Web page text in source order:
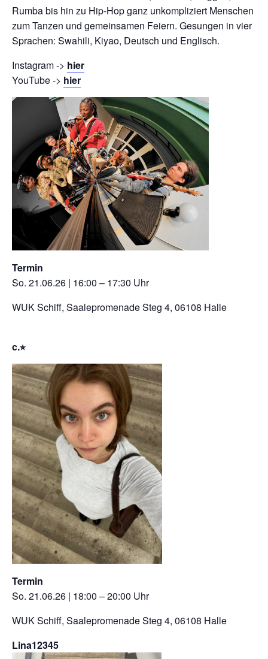
Rumba bis hin zu Hip-Hop ganz unkompliziert Menschen
zum Tanzen und gemeinsamen Feiern. Gesungen in vier
Sprachen: Swahili, Kiyao, Deutsch und Englisch.
Instagram -> hier
YouTube -> hier
Termin
So. 21.06.26 | 16:00 – 17:30 Uhr
WUK Schiff, Saalepromenade Steg 4, 06108 Halle
c.⭐︎
Termin
So. 21.06.26 | 18:00 – 20:00 Uhr
WUK Schiff, Saalepromenade Steg 4, 06108 Halle
Lina12345